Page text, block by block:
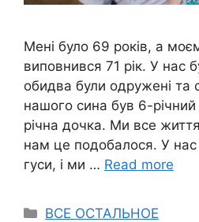
Мені було 69 років, а
виповнився 71 рік. У нас
обидва були одружені та
нашого сина був 6-
річна дочка. Ми все
нам це подобалося. У нас
гуси, і ми … Read more
Categories
ВСЕ ОСТАЛЬНОЕ